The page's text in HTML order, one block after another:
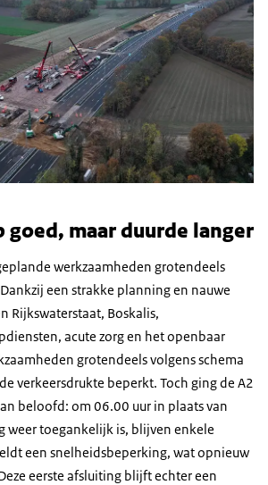
maar duurde langer
werkzaamheden grotendeels
een strakke planning en nauwe
Rijkswaterstaat, Boskalis,
acute zorg en het openbaar
grotendeels volgens schema
verkeersdrukte beperkt. Toch ging de A2
beloofd: om 06.00 uur in plaats van
weer toegankelijk is, blijven enkele
een snelheidsbeperking, wat opnieuw
eerste afsluiting blijft echter een